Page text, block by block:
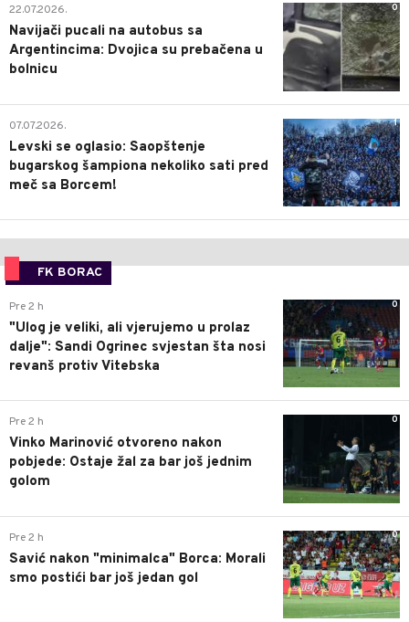
0
22.07.2026.
Navijači pucali na autobus sa
Argentincima: Dvojica su prebačena u
bolnicu
1
07.07.2026.
Levski se oglasio: Saopštenje
bugarskog šampiona nekoliko sati pred
meč sa Borcem!
FK BORAC
0
Pre 2 h
"Ulog je veliki, ali vjerujemo u prolaz
dalje": Sandi Ogrinec svjestan šta nosi
revanš protiv Vitebska
0
Pre 2 h
Vinko Marinović otvoreno nakon
pobjede: Ostaje žal za bar još jednim
golom
0
Pre 2 h
Savić nakon "minimalca" Borca: Morali
smo postići bar još jedan gol